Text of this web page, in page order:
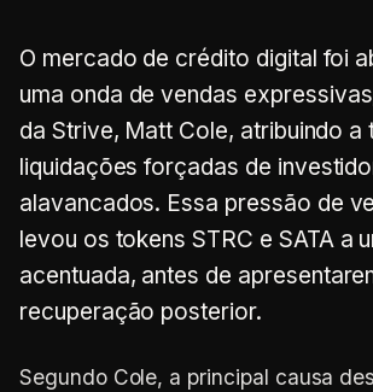
O mercado de crédito digital foi
uma onda de vendas
da Strive, Matt Cole, atribuindo a
liquidações forçadas de
alavancados. Essa pressão de
levou os tokens STRC e SATA a
acentuada, antes de
recuperação posterior.
Segundo Cole, a principal causa